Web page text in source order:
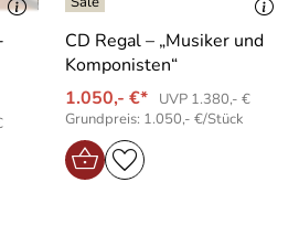
CD Regal – „Musiker und
Komponisten“
1.050,- €*
UVP 1.380,- €
Grundpreis: 1.050,- €/Stück